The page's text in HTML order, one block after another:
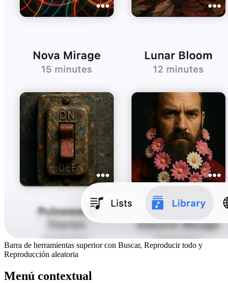
Barra de herramientas superior con Buscar, Reproducir todo y
Reproducción aleatoria
Menú contextual